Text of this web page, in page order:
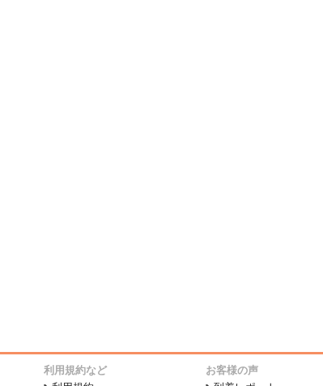
利用規約など
お客様の声